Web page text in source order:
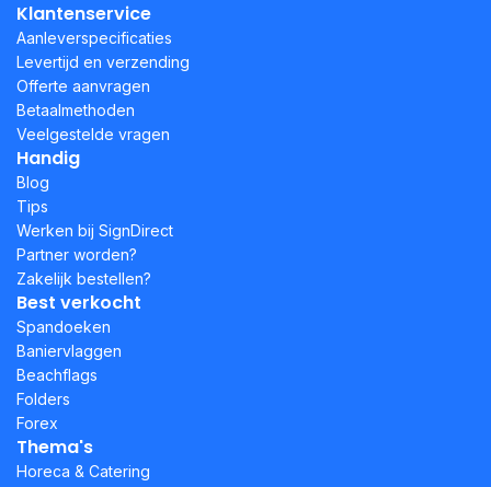
Klantenservice
Aanleverspecificaties
Levertijd en verzending
Offerte aanvragen
Betaalmethoden
Veelgestelde vragen
Handig
Blog
Tips
Werken bij SignDirect
Partner worden?
Zakelijk bestellen?
Best verkocht
Spandoeken
Baniervlaggen
Beachflags
Folders
Forex
Thema's
Horeca & Catering